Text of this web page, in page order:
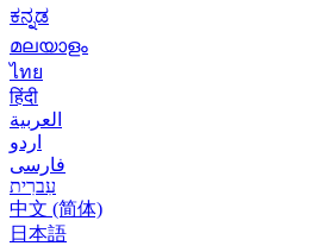
ಕನ್ನಡ
മലയാളം
ไทย
हिंदी
العربية
اردو
فارسی
עִברִית
中文 (简体)
日本語